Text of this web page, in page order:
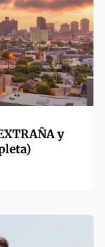
y